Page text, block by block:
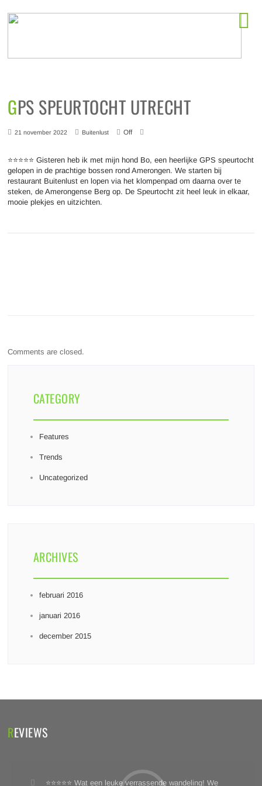
GPS SPEURTOCHT UTRECHT
21 november 2022 Buitenlust Off
⭐⭐⭐⭐⭐ Gisteren heb ik met mijn hond Bo, een heerlijke GPS speurtocht
gelopen in de prachtige bossen rond Amerongen. We starten bij
restaurant Buitenlust en lopen via het klompenpad om daarna over te
steken, de Amerongense Berg op. De Speurtocht zit heel leuk in elkaar,
mooie plekjes en uitzichten.
Comments are closed.
CATEGORY
Features
Trends
Uncategorized
ARCHIVES
februari 2016
januari 2016
december 2015
REVIEWS
⭐⭐⭐⭐⭐ Wat een leuke verrassende wandeling! We